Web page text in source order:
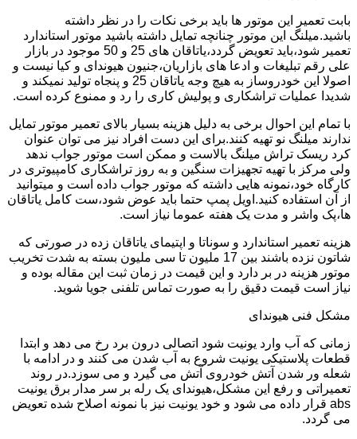
بابت تعمیر این موتور ها باید برخی نکات را در نظر داشته
باشید.میلنگ این موتور چنانچه تمایل داشته باشید موتور استاندارد
تعمیر شود،باید تعویض گردد،یاتاقان های 25 و 50 موجود در بازار
علی رقم تبلیغات و ادعا های بازاریان،جنیون هیوندای و کیا نیست و
اصولا این خودروساز به هیچ وجه یاتاقان 25 و پنجاه تولید نمیکند و
شدیدا عملیات تراشکاری و پولیش کاری را رد و ممنوع کرده است.
با تمام این احوال برخی به دلیل هزینه بسیار بالای تعمیر موتور تمایل
ندارند میلنگ نو تهیه کنند.برای این دست افراد نیز می توان عنوان
کرد ریسک تراش میلنگ بالاست و ممکن است موتور جواب ندهد
ولی مرکز با تهیه تجهیزات سنگین و به روز تراشکاری کامپیوتری در
کارگاه خود،نمونه هایی داشته که موتور جواب داده است و میتوانید
از آن استفاده کنید.اویل پمپ حتما باید عوض شود،ست کامل یاتاقان
ها،پک واشر و مدت یک هفته عموما نیاز است.
هزینه تعمیر استاندارد و سوناتا و اپتیمای یاتاقان زده در صورتی که
شاتون نزده باشند بین 17 ملیون تا سی ملیون بسته به شدت تخریب
موتور هزینه در بر دارد و این قیمت در زمان ثبت این مقاله بوده و
نیاز است قیمت دقیق را به صورت تماس تلفنی جویا شوید.
مشکل فنی هیوندای
زمانی که آب وارد یونیت شود اتصالی درون برد رخ می دهد و ابتدا
قطعات پلاستیکی یونیت شروع به آب شدن می کنند و در ادامه با
شعله ور شدن آتش خودروی آتش می گیرد و می سوزد.در روند
تعمیراتی و رفع این مشکل،هیوندای یک رله بر سر مدار برق یونیت
abs قرار داده می شود و خود یونیت نیز با نمونه اصلاح شده تعویض
می گردد.